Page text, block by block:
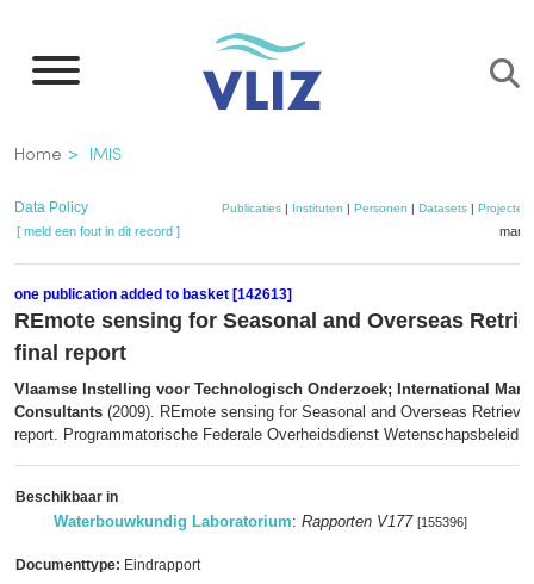
naar
inhoud
gaan
Kruimelpad
Home IMIS
Data Policy Publicaties| Instituten | Personen | Datasets| Projecten
[ meld een fout in dit record ]
one publication added to basket [142613]
REmote sensing for Seasonal and Overseas
final report
Vlaamse Instelling voor Technologisch Onderzoek; International
Consultants (2009). REmote sensing for Seasonal and Overseas
report. Programmatorische Federale Overheidsdienst Wetenschapsbeleid:
Beschikbaar in
Waterbouwkundig Laboratorium: Rapporten V177 [155396]
Documenttype: Eindrapport